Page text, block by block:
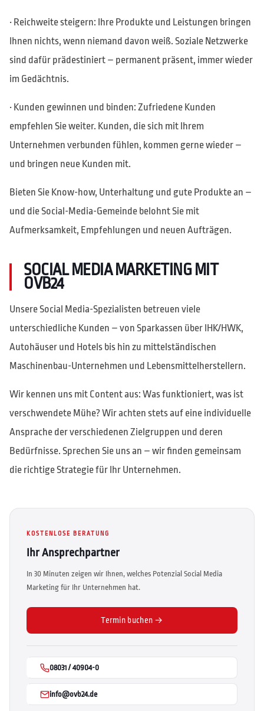
• Reichweite steigern: Ihre Produkte und Leistungen bringen
Ihnen nichts, wenn niemand davon weiß. Soziale Netzwerke
sind dafür prädestiniert – permanent präsent, immer wieder
im Gedächtnis.
• Kunden gewinnen und binden: Zufriedene Kunden
empfehlen Sie weiter. Kunden, die sich mit Ihrem
Unternehmen verbunden fühlen, kommen gerne wieder –
und bringen neue Kunden mit.
Bieten Sie Know-how, Unterhaltung und gute Produkte an –
und die Social-Media-Gemeinde belohnt Sie mit
Aufmerksamkeit, Empfehlungen und neuen Aufträgen.
SOCIAL MEDIA MARKETING MIT
OVB24
Unsere Social Media-Spezialisten betreuen viele
unterschiedliche Kunden – von Sparkassen über IHK/HWK,
Autohäuser und Hotels bis hin zu mittelständischen
Maschinenbau-Unternehmen und Lebensmittelherstellern.
Wir kennen uns mit Content aus: Was funktioniert, was ist
verschwendete Mühe? Wir achten stets auf eine individuelle
Ansprache der verschiedenen Zielgruppen und deren
Bedürfnisse. Sprechen Sie uns an – wir finden gemeinsam
die richtige Strategie für Ihr Unternehmen.
KOSTENLOSE BERATUNG
Ihr Ansprechpartner
In 30 Minuten zeigen wir Ihnen, welches Potenzial Social Media
Marketing für Ihr Unternehmen hat.
Termin buchen →
08031 / 40904-0
info@ovb24.de